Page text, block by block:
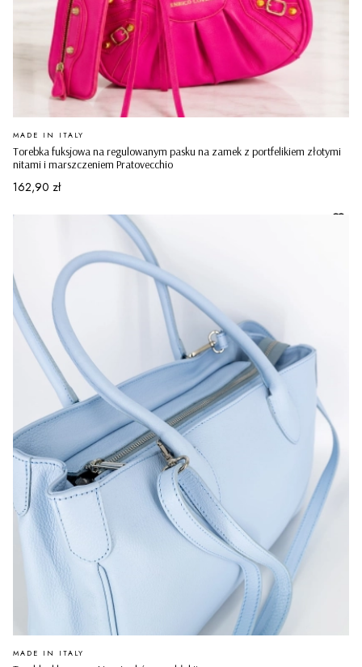
Torebka fuksjowa na regulowanym pasku na zamek z portfelikiem złotymi
nitami i marszczeniem Pratovecchio
PRODUCENT
MADE IN ITALY
Cena
162,90 zł
PRODUCENT
MADE IN ITALY